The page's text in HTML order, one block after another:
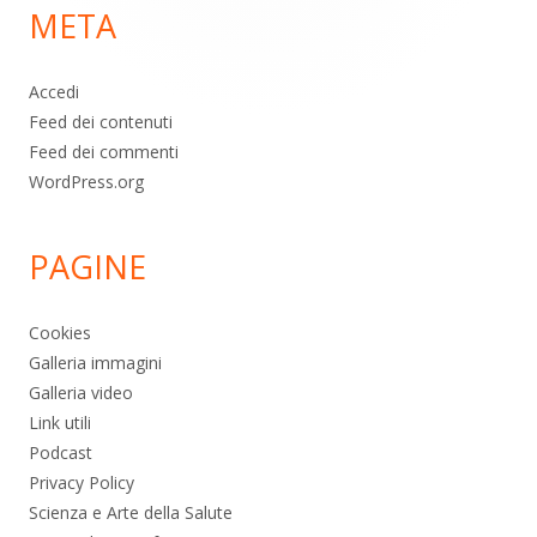
pagina
META
Accedi
Feed dei contenuti
Feed dei commenti
WordPress.org
PAGINE
Cookies
Galleria immagini
Galleria video
Link utili
Podcast
Privacy Policy
Scienza e Arte della Salute